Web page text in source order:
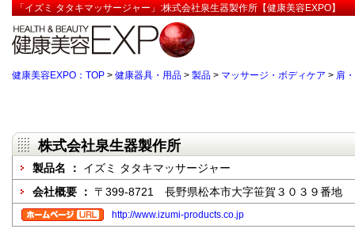
「イズミ タタキマッサージャー」:株式会社泉生器製作所【健康美容EXPO】
健康美容EXPO：TOP > 健康器具・用品 > 製品 > マッサージ・ボディケア > 肩
株式会社泉生器製作所
製品名 ： イズミ タタキマッサージャー
会社概要 ： 〒399-8721 長野県松本市大字笹賀３０３９番地
http://www.izumi-products.co.jp